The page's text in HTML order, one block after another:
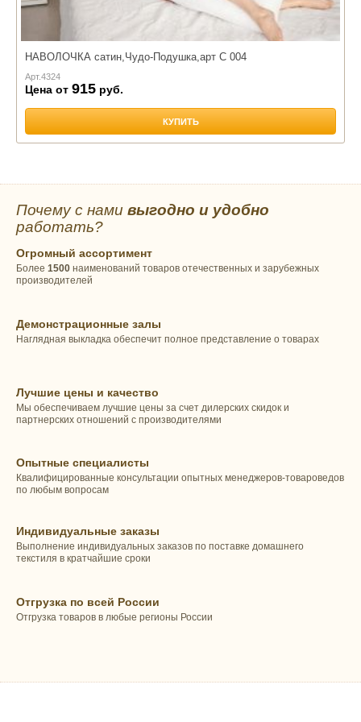
НАВОЛОЧКА сатин,Чудо-Подушка,арт С 004
Арт.4324
Цена от 915 руб.
КУПИТЬ
Почему с нами выгодно и удобно
работать?
Огромный ассортимент
Более 1500 наименований товаров отечественных и зарубежных
производителей
Демонстрационные залы
Наглядная выкладка обеспечит полное представление о товарах
Лучшие цены и качество
Мы обеспечиваем лучшие цены за счет дилерских скидок и
партнерских отношений с производителями
Опытные специалисты
Квалифицированные консультации опытных менеджеров-товароведов
по любым вопросам
Индивидуальные заказы
Выполнение индивидуальных заказов по поставке домашнего
текстиля в кратчайшие сроки
Отгрузка по всей России
Отгрузка товаров в любые регионы России